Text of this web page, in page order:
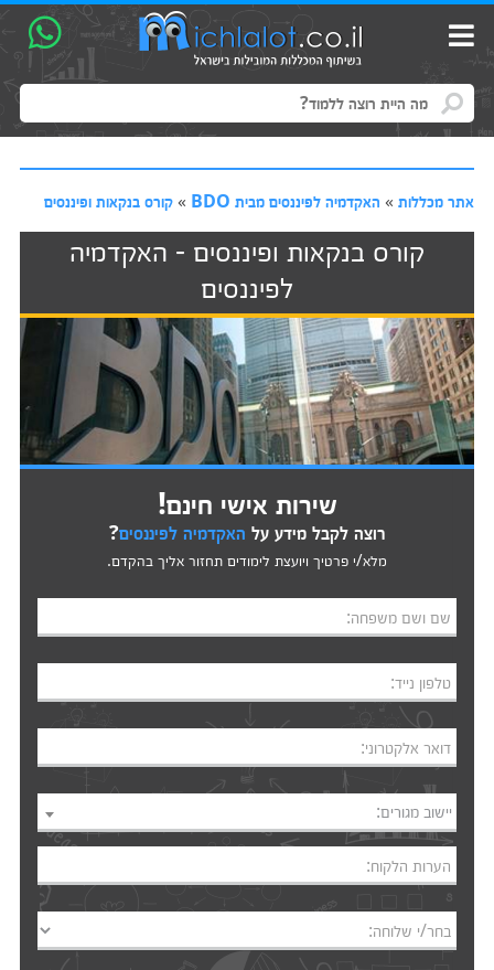
אתר מכללות» האקדמיה לפיננסים מבית BDO » קורס בנקאות ופיננסים
קורס בנקאות ופיננסים - האקדמיה
לפיננסים
שירות אישי חינם!
רוצה לקבל מידע על האקדמיה לפיננסים?
מלא/י פרטיך ויועצת לימודים תחזור אליך בהקדם.
שם ושם משפחה:
טלפון נייד:
דואר אלקטרוני:
יישוב מגורים:
הערות הלקוח:
בחר/י שלוחה: